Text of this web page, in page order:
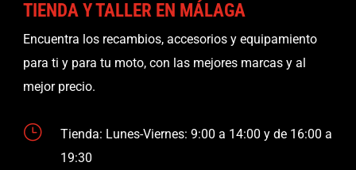
TIENDA Y TALLER EN MÁLAGA
Encuentra los recambios, accesorios y equipamiento
para ti y para tu moto, con las mejores marcas y al
mejor precio.
}
Tienda: Lunes-Viernes: 9:00 a 14:00 y de 16:00 a
19:30